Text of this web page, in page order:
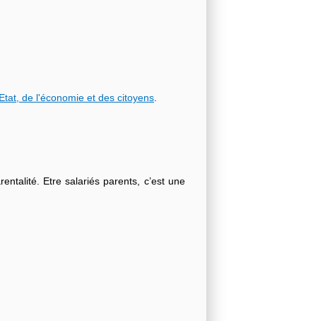
de l'économie et des citoyens.
Etre salariés parents, c’est une